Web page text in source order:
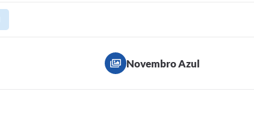
Novembro Azul